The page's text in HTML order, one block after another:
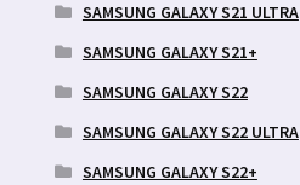
SAMSUNG GALAXY S21 ULTRA
SAMSUNG GALAXY S21+
SAMSUNG GALAXY S22
SAMSUNG GALAXY S22 ULTRA
SAMSUNG GALAXY S22+